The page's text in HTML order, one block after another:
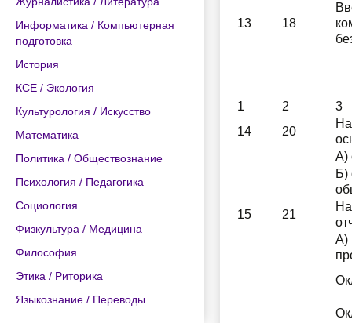
Информатика / Компьютерная
подготовка
История
КСЕ / Экология
Культурология / Искусство
Математика
Политика / Обществознание
Психология / Педагогика
Социология
Физкультура / Медицина
Философия
Этика / Риторика
Языкознание / Переводы
13 18
1 2
3
14
20
А)
Б)
15
21
А)